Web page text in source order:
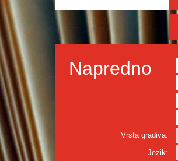
Napredno
Vrsta gradiva:
Jezik: